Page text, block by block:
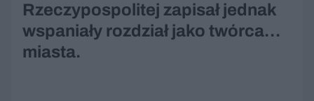
Rzeczypospolitej zapisał jednak
wspaniały rozdział jako twórca…
miasta.